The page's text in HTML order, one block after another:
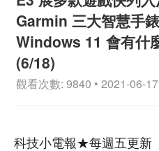
Garmin 三大智慧手
Windows 11 會有什
(6/18)
觀看次數: 9840 • 2021-06-
科技小電報★每週五更新